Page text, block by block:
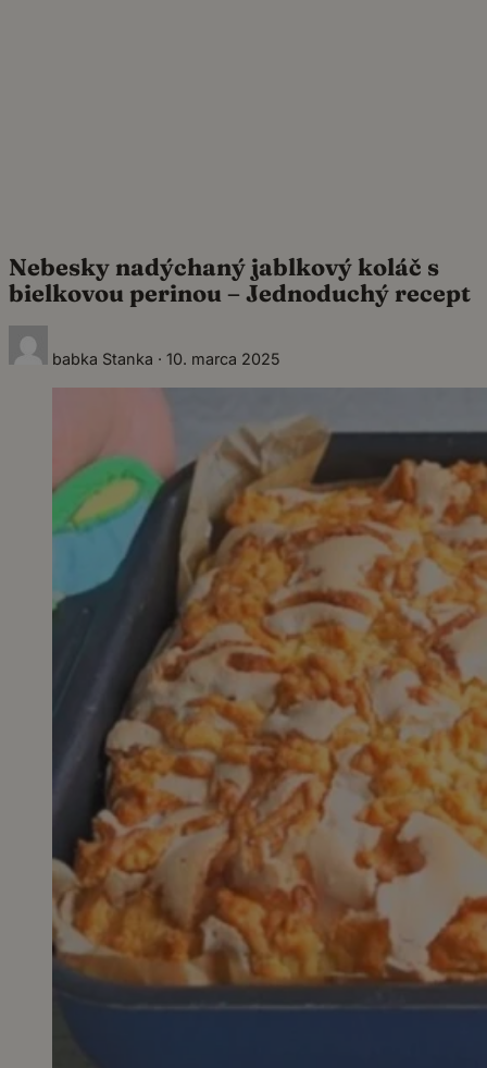
Nebesky nadýchaný jablkový koláč s
bielkovou perinou – Jednoduchý recept
babka Stanka · 10. marca 2025